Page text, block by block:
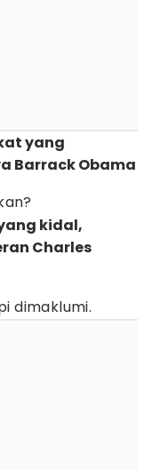
yang
Barrack Obama
kidal,
Charles
dimaklumi.